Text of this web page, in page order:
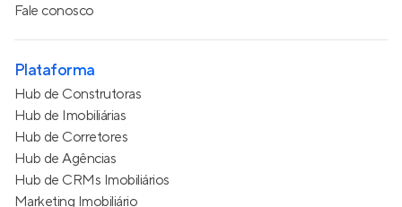
Fale conosco
Plataforma
Hub de Construtoras
Hub de Imobiliárias
Hub de Corretores
Hub de Agências
Hub de CRMs Imobiliários
Marketing Imobiliário